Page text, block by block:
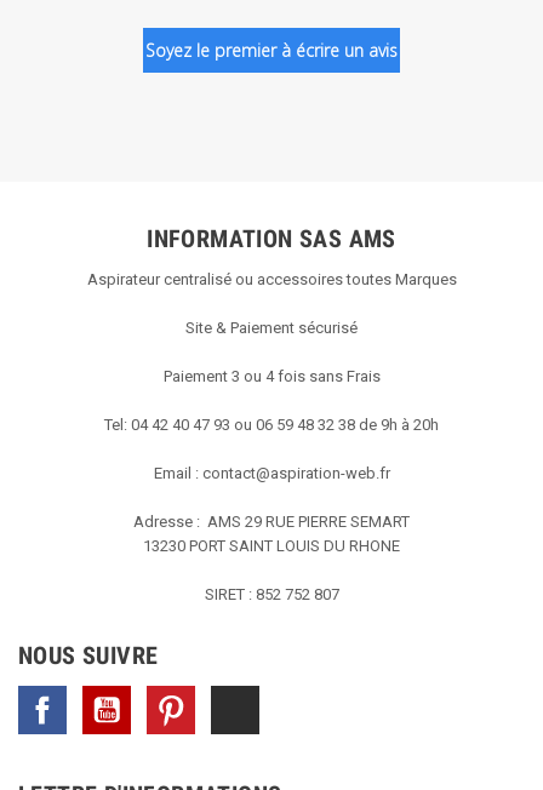
Soyez le premier à écrire un avis
INFORMATION SAS AMS
Aspirateur centralisé ou accessoires toutes Marques
Site & Paiement sécurisé
Paiement 3 ou 4 fois sans Frais
Tel: 04 42 40 47 93 ou 06 59 48 32 38 de 9h à 20h
Email : contact@aspiration-web.fr
Adresse : AMS 29 RUE PIERRE SEMART
13230 PORT SAINT LOUIS DU RHONE
SIRET : 852 752 807
NOUS SUIVRE
Facebook YouTube